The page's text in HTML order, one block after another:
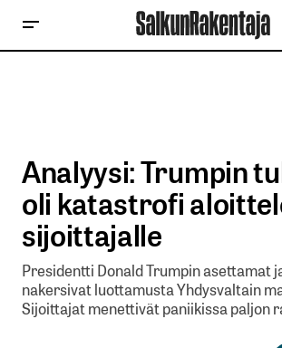
Analyysi: Trumpin
oli katastrofi
sijoittajalle
Presidentti Donald Trumpin asettamat
nakersivat luottamusta Yhdysvaltain
Sijoittajat menettivät paniikissa paljon